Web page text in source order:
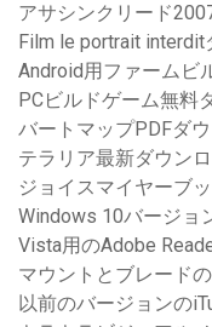
アサシンクリード
Film le portrait
Android用ファームビ
PCビルドゲーム無料
バートマップPDFダ
テラリア最新ダウン
ジョイスマイヤーブ
Windows 10バージョ
Vista用のAdobe
マウントとブレード
以前のバージョンの